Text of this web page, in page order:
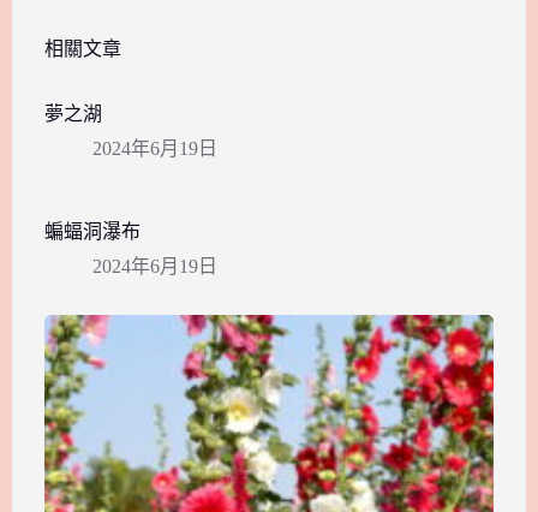
相關文章
夢之湖
2024年6月19日
蝙蝠洞瀑布
2024年6月19日